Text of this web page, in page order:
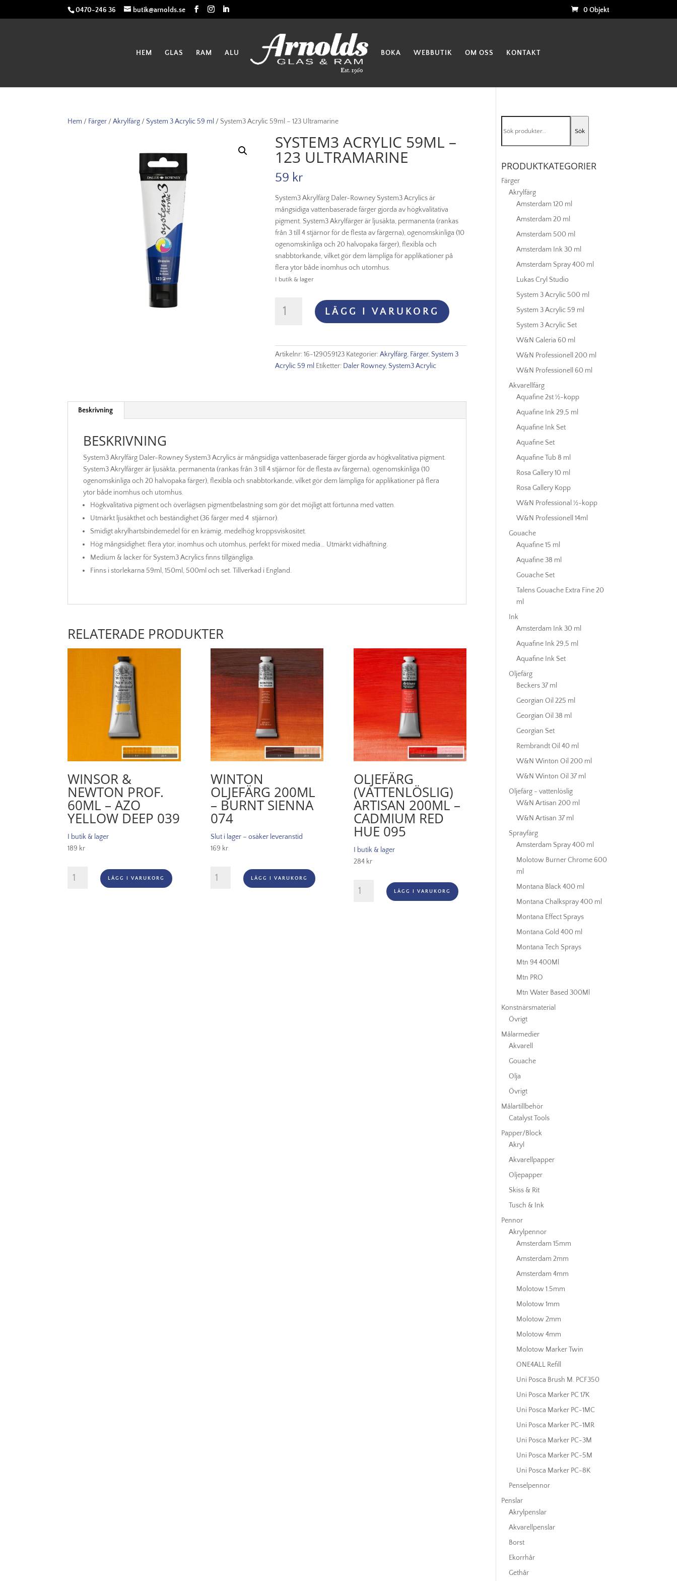
0470-246 36 butik@arnolds.se 0 Objekt
HEM GLAS RAM ALU BOKA WEBBUTIK OM OSS KONTAKT
Hem / Färger /Akrylfärg / System 3 Acrylic 59 ml / System3 Acrylic 59ml – 123 Ultramarine
SYSTEM3 ACRYLIC 59ML –
123 ULTRAMARINE
59 kr
System3 Akrylfärg Daler-Rowney System3 Acrylics är
mångsidiga vattenbaserade färger gjorda av högkvalitativa
pigment. System3 Akrylfärger är ljusäkta, permanenta (rankas
från 3 till 4 stjärnor för de flesta av färgerna), ogenomskinliga (10
ogenomskinliga och 20 halvopaka färger), flexibla och
snabbtorkande, vilket gör dem lämpliga för applikationer på
flera ytor både inomhus och utomhus.
I butik & lager
Acrylic
mängd
LÄGG I VARUKORG
Artikelnr:16-129059123 Kategorier:Akrylfärg, Färger, System 3
Acrylic 59 ml Etiketter: Daler Rowney, System3 Acrylic
Beskrivning
BESKRIVNING
System3 Akrylfärg Daler-Rowney System3 Acrylics är mångsidiga vattenbaserade färger gjorda av högkvalitativa pigment.
System3 Akrylfärger är ljusäkta, permanenta (rankas från 3 till 4 stjärnor för de flesta av färgerna), ogenomskinliga (10
ogenomskinliga och 20 halvopaka färger), flexibla och snabbtorkande, vilket gör dem lämpliga för applikationer på flera
ytor både inomhus och utomhus.
Högkvalitativa pigment och överlägsen pigmentbelastning som gör det möjligt att förtunna med vatten.
Utmärkt ljusäkthet och beständighet (36 färger med 4 stjärnor).
Smidigt akrylhartsbindemedel för en krämig, medelhög kroppsviskositet.
Hög mångsidighet: flera ytor, inomhus och utomhus, perfekt för mixed media… Utmärkt vidhäftning.
Medium & lacker för System3 Acrylics finns tillgängliga.
Finns i storlekarna 59ml, 150ml, 500ml och set. Tillverkad i England.
RELATERADE PRODUKTER
WINSOR &
NEWTON PROF.
60ML – AZO
YELLOW DEEP 039
I butik & lager
189 kr
Winsor
LÄGG I VARUKORG
WINTON
OLJEFÄRG 200ML
– BURNT SIENNA
074
Slut i lager – osäker leveranstid
169 kr
Winton
Oljefärg
LÄGG I VARUKORG
OLJEFÄRG
(VATTENLÖSLIG)
ARTISAN 200ML –
CADMIUM RED
HUE 095
I butik & lager
284 kr
Oljefärg
(vattenlöslig)
LÄGG I VARUKORG
efter:
Sök
PRODUKTKATEGORIER
Färger
Akrylfärg
Amsterdam 120 ml
Amsterdam 20 ml
Amsterdam 500 ml
Amsterdam Ink 30 ml
Amsterdam Spray 400 ml
Lukas Cryl Studio
System 3 Acrylic 500 ml
System 3 Acrylic 59 ml
System 3 Acrylic Set
W&N Galeria 60 ml
W&N Professionell 200 ml
W&N Professionell 60 ml
Akvarellfärg
Aquafine 2st ½-kopp
Aquafine Ink 29,5 ml
Aquafine Ink Set
Aquafine Set
Aquafine Tub 8 ml
Rosa Gallery 10 ml
Rosa Gallery Kopp
W&N Professional ½-kopp
W&N Professionell 14ml
Gouache
Aquafine 15 ml
Aquafine 38 ml
Gouache Set
Talens Gouache Extra Fine 20
ml
Ink
Amsterdam Ink 30 ml
Aquafine Ink 29,5 ml
Aquafine Ink Set
Oljefärg
Beckers 37 ml
Georgian Oil 225 ml
Georgian Oil 38 ml
Georgian Set
Rembrandt Oil 40 ml
W&N Winton Oil 200 ml
W&N Winton Oil 37 ml
Oljefärg - vattenlöslig
W&N Artisan 200 ml
W&N Artisan 37 ml
Sprayfärg
Amsterdam Spray 400 ml
Molotow Burner Chrome 600
ml
Montana Black 400 ml
Montana Chalkspray 400 ml
Montana Effect Sprays
Montana Gold 400 ml
Montana Tech Sprays
Mtn 94 400Ml
Mtn PRO
Mtn Water Based 300Ml
Konstnärsmaterial
Övrigt
Målarmedier
Akvarell
Gouache
Olja
Övrigt
Målartillbehör
Catalyst Tools
Papper/Block
Akryl
Akvarellpapper
Oljepapper
Skiss & Rit
Tusch & Ink
Pennor
Akrylpennor
Amsterdam 15mm
Amsterdam 2mm
Amsterdam 4mm
Molotow 1.5mm
Molotow 1mm
Molotow 2mm
Molotow 4mm
Molotow Marker Twin
ONE4ALL Refill
Uni Posca Brush M. PCF350
Uni Posca Marker PC 17K
Uni Posca Marker PC-1MC
Uni Posca Marker PC-1MR
Uni Posca Marker PC-3M
Uni Posca Marker PC-5M
Uni Posca Marker PC-8K
Penselpennor
Penslar
Akrylpenslar
Akvarellpenslar
Borst
Ekorrhår
Gethår